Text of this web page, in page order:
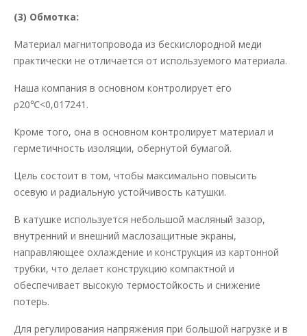
(3) Обмотка:
Материал магнитопровода из бескислородной меди
практически не отличается от используемого материала.
Наша компания в основном контролирует его
ρ20℃<0,017241.
Кроме того, она в основном контролирует материал и
герметичность изоляции, обернутой бумагой.
Цель состоит в том, чтобы максимально повысить
осевую и радиальную устойчивость катушки.
В катушке используется небольшой масляный зазор,
внутренний и внешний маслозащитные экраны,
направляющее охлаждение и конструкция из картонной
трубки, что делает конструкцию компактной и
обеспечивает высокую термостойкость и снижение
потерь.
Для регулирования напряжения при большой нагрузке и в